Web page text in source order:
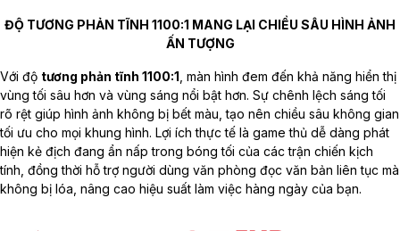
ĐỘ TƯƠNG PHẢN TĨNH 1100:1 MANG LẠI CHIỀU SÂU HÌNH ẢNH
ẤN TƯỢNG
Với độ tương phản tĩnh 1100:1 , màn hình đem đến khả năng hiển thị
vùng tối sâu hơn và vùng sáng nổi bật hơn. Sự chênh lệch sáng tối
rõ rệt giúp hình ảnh không bị bết màu, tạo nên chiều sâu không gian
tối ưu cho mọi khung hình. Lợi ích thực tế là game thủ dễ dàng phát
hiện kẻ địch đang ẩn nấp trong bóng tối của các trận chiến kịch
tính, đồng thời hỗ trợ người dùng văn phòng đọc văn bản liên tục mà
không bị lóa, nâng cao hiệu suất làm việc hàng ngày của bạn.